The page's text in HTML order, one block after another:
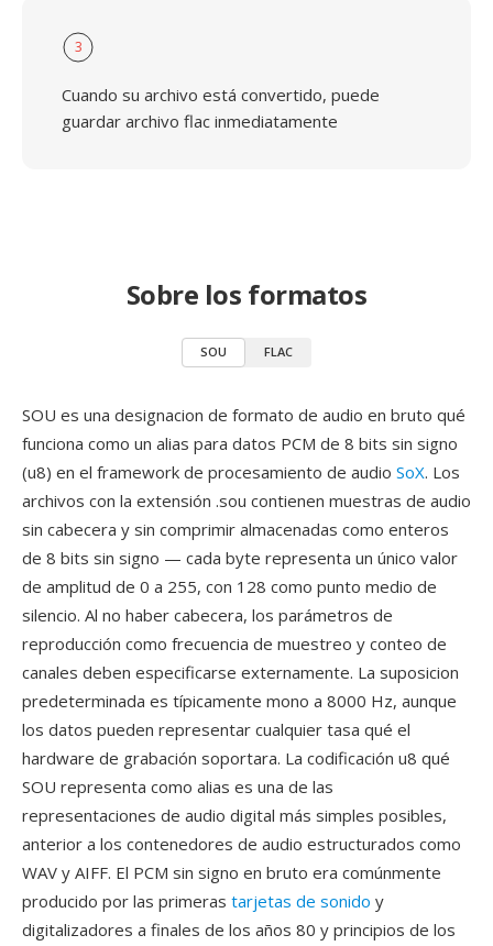
3
Cuando su archivo está convertido, puede
guardar archivo flac inmediatamente
Sobre los formatos
SOU FLAC
SOU es una designacion de formato de audio en bruto qué
funciona como un alias para datos PCM de 8 bits sin signo
(u8) en el framework de procesamiento de audio SoX. Los
archivos con la extensión .sou contienen muestras de audio
sin cabecera y sin comprimir almacenadas como enteros
de 8 bits sin signo — cada byte representa un único valor
de amplitud de 0 a 255, con 128 como punto medio de
silencio. Al no haber cabecera, los parámetros de
reproducción como frecuencia de muestreo y conteo de
canales deben especificarse externamente. La suposicion
predeterminada es típicamente mono a 8000 Hz, aunque
los datos pueden representar cualquier tasa qué el
hardware de grabación soportara. La codificación u8 qué
SOU representa como alias es una de las
representaciones de audio digital más simples posibles,
anterior a los contenedores de audio estructurados como
WAV y AIFF. El PCM sin signo en bruto era comúnmente
producido por las primeras tarjetas de sonido y
digitalizadores a finales de los años 80 y principios de los